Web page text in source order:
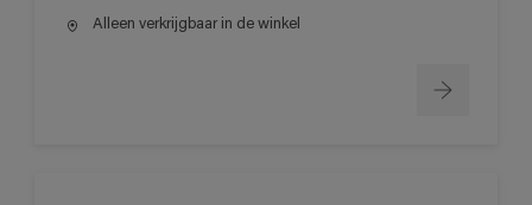
Alleen verkrijgbaar in de winkel